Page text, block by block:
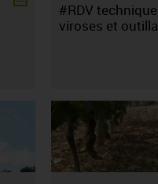
#RDV
viroses et